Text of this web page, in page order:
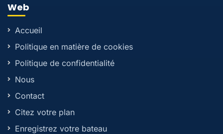
Web
Accueil
Politique en matière de cookies
Politique de confidentialité
Nous
Contact
Citez votre plan
Enregistrez votre bateau